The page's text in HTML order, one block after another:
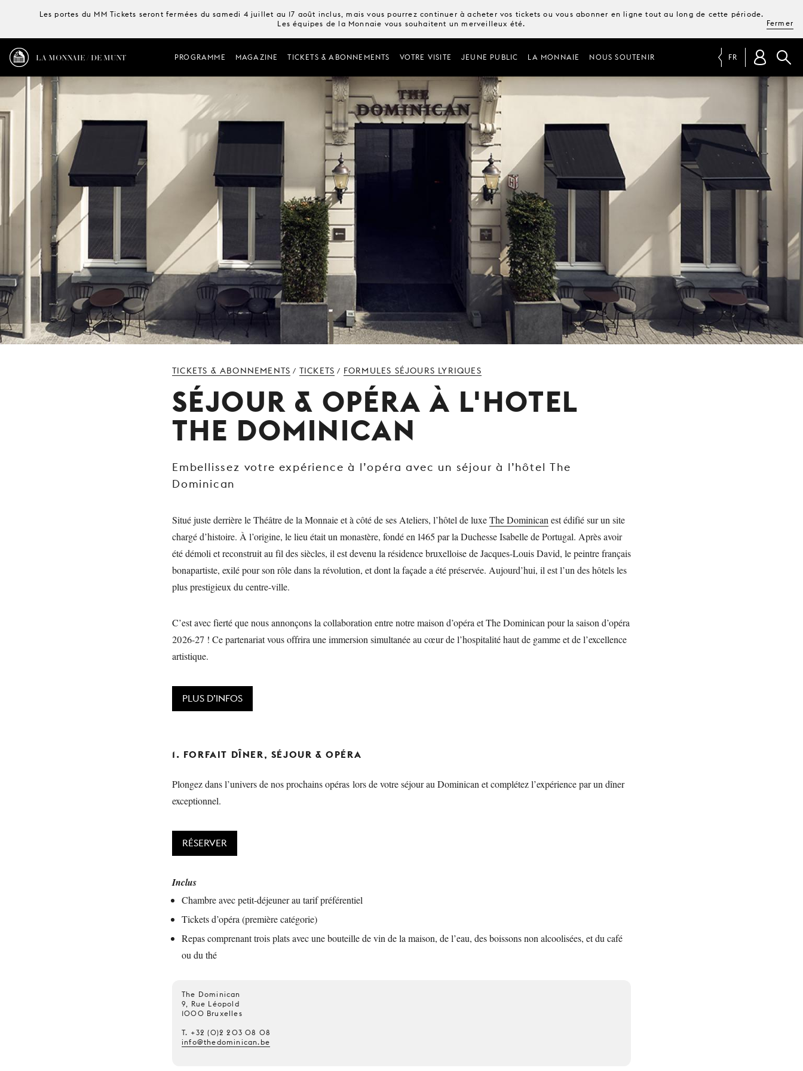
Les portes du MM Tickets seront fermées du samedi 4 juillet au 17 août inclus, mais vous pourrez continuer à acheter vos tickets ou vous abonner en ligne tout au long de cette période.
Les équipes de la Monnaie vous souhaitent un merveilleux été.
Fermer
LA MONNAIE / DE MUNT PROGRAMME MAGAZINE TICKETS & ABONNEMENTS VOTRE VISITE JEUNE PUBLIC LA MONNAIE NOUS SOUTENIR FR
TICKETS & ABONNEMENTS / TICKETS / FORMULES SÉJOURS LYRIQUES
SÉJOUR & OPÉRA À L'HOTEL
THE DOMINICAN
Embellissez votre expérience à l’opéra avec un séjour à l’hôtel The
Dominican
Situé juste derrière le Théâtre de la Monnaie et à côté de ses Ateliers, l’hôtel de luxeThe Dominican est édifié sur un site
chargé d’histoire. À l’origine, le lieu était un monastère, fondé en 1465 par la Duchesse Isabelle de Portugal. Après avoir
été démoli et reconstruit au fil des siècles, il est devenu la résidence bruxelloise de Jacques-Louis David, le peintre français
bonapartiste, exilé pour son rôle dans la révolution, et dont la façade a été préservée. Aujourd’hui, il est l’un des hôtels les
plus prestigieux du centre-ville.
C’est avec fierté que nous annonçons la collaboration entre notre maison d’opéra et The Dominican pour la saison d’opéra
2026-27 ! Ce partenariat vous offrira une immersion simultanée au cœur de l’hospitalité haut de gamme et de l’excellence
artistique.
PLUS D’INFOS
1. FORFAIT DÎNER, SÉJOUR & OPÉRA
Plongez dans l’univers de nos prochains opéras lors de votre séjour au Dominican et complétez l’expérience par un dîner
exceptionnel.
RÉSERVER
Inclus
Chambre avec petit-déjeuner au tarif préférentiel
Tickets d’opéra (première catégorie)
Repas comprenant trois plats avec une bouteille de vin de la maison, de l’eau, des boissons non alcoolisées, et du café
ou du thé
The Dominican
9, Rue Léopold
1000 Bruxelles
T. +32 (0)2 203 08 08
info@thedominican.be